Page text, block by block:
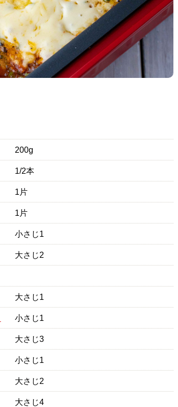
200g
1/2本
1片
1片
小さじ1
大さじ2
大さじ1
小さじ1
大さじ3
小さじ1
大さじ2
大さじ4